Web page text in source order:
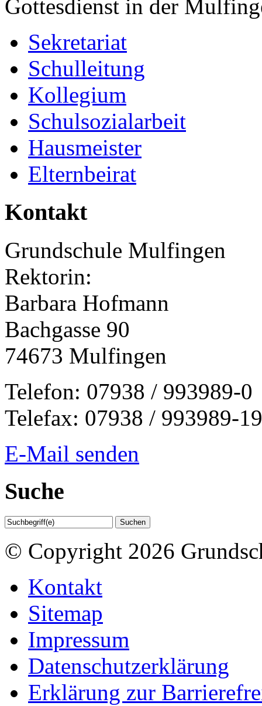
Gottesdienst in der
Sekretariat
Schulleitung
Kollegium
Schulsozialarbeit
Hausmeister
Elternbeirat
Kontakt
Grundschule Mulfingen
Rektorin:
Barbara Hofmann
Bachgasse 90
74673 Mulfingen
Telefon: 07938 / 993989-0
Telefax: 07938 / 993989-19
E-Mail senden
Suche
© Copyright 2026
Kontakt
Sitemap
Impressum
Datenschutzerklärung
Erklärung zur